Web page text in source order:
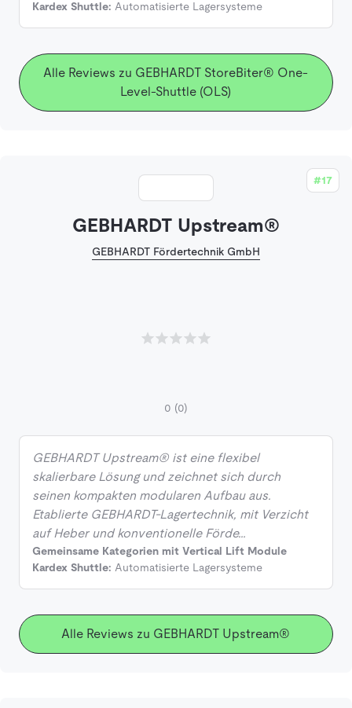
Kardex Shuttle: Automatisierte Lagersysteme
Alle Reviews zu GEBHARDT StoreBiter® One-
Level-Shuttle (OLS)
#17
GEBHARDT Upstream®
GEBHARDT Fördertechnik GmbH
0 (0)
GEBHARDT Upstream® ist eine flexibel
skalierbare Lösung und zeichnet sich durch
seinen kompakten modularen Aufbau aus.
Etablierte GEBHARDT-Lagertechnik, mit Verzicht
auf Heber und konventionelle Förde…
Gemeinsame Kategorien mit Vertical Lift Module
Kardex Shuttle: Automatisierte Lagersysteme
Alle Reviews zu GEBHARDT Upstream®